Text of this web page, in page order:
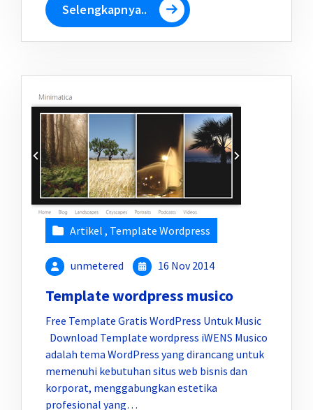
Selengkapnya..
Artikel , Template Wordpress
unmetered 16 Nov 2014
Template wordpress musico
Free Template Gratis WordPress Untuk Music
Download Template wordpress iWENS Musico
adalah tema WordPress yang dirancang untuk
memenuhi kebutuhan situs web bisnis dan
korporat, menggabungkan estetika
profesional yang…